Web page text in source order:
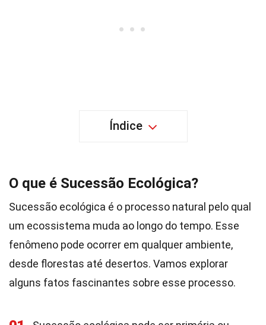
Índice
O que é Sucessão Ecológica?
Sucessão ecológica é o processo natural pelo qual
um ecossistema muda ao longo do tempo. Esse
fenômeno pode ocorrer em qualquer ambiente,
desde florestas até desertos. Vamos explorar
alguns fatos fascinantes sobre esse processo.